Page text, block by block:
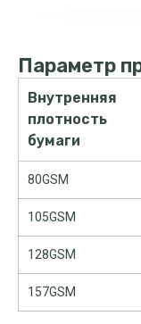
Параметр
Внутренняя
плотность
бумаги
80GSM
105GSM
128GSM
157GSM